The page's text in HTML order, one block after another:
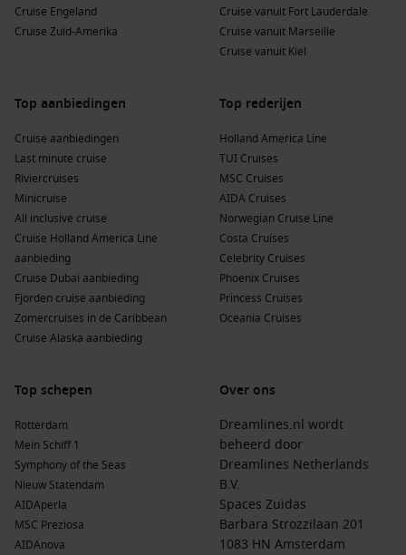
zonder reden. Ze bieden veel voordelen, zeker voor wie
efficiënt wil reizen zonder in te leveren op beleving.
hebt, maar toch iets bijzonders wilt meemaken.
zorgen elke dag voor spectaculaire uitzichten.
Comfortabel reizen
– Je slaapt, eet en ontspant op één
vaste plek terwijl het landschap aan je voorbijglijdt.
Geen vliegreis nodig
– Veel minicruises vertrekken vanuit
Nederland.
Geschikt voor beginners
– Een laagdrempelige manier om
kennis te maken met cruisen.
Aantrekkelijke prijzen – Door de korte duur zijn deze
cruises vaak zeer betaalbaar.
ervaren cruisereizigers die al vaker hebben gevaren, maar
nu op zoek zijn naar een korte, goed georganiseerde reis.
Topbestemmingen & veelgestelde vragen over
minicruises door Noorwegen
Noorse cruisebestemmingen
Noorwegen
– Een veelzijdige bestemming met natuur,
Cruise Engeland
Cruise Zuid-Amerika
Cruise vanuit Fort Lauderdale
Cruise vanuit Marseille
Cruise vanuit Kiel
Top aanbiedingen
Cruise aanbiedingen
Last minute cruise
Riviercruises
Minicruise
All inclusive cruise
Cruise Holland America Line
aanbieding
Cruise Dubai aanbieding
Fjorden cruise aanbieding
Zomercruises in de Caribbean
Cruise Alaska aanbieding
Top rederijen
Holland America Line
TUI Cruises
MSC Cruises
AIDA Cruises
Norwegian Cruise Line
Costa Cruises
Celebrity Cruises
Phoenix Cruises
Princess Cruises
Oceania Cruises
Top schepen
Rotterdam
Mein Schiff 1
Symphony of the Seas
Nieuw Statendam
AIDAperla
MSC Preziosa
AIDAnova
Over ons
Dreamlines.nl wordt
beheerd door
Dreamlines Netherlands
B.V.
Spaces Zuidas
Barbara Strozzilaan 201
1083 HN Amsterdam